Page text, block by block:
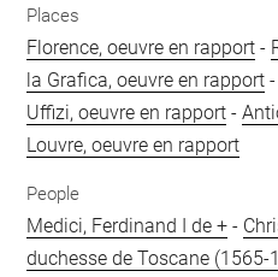
Places
Florence, oeuvre en rapport -
la Grafica, oeuvre en rapport -
Uffizi, oeuvre en rapport -
Louvre, oeuvre en rapport
People
Medici, Ferdinand I de + -
duchesse de Toscane (1565-